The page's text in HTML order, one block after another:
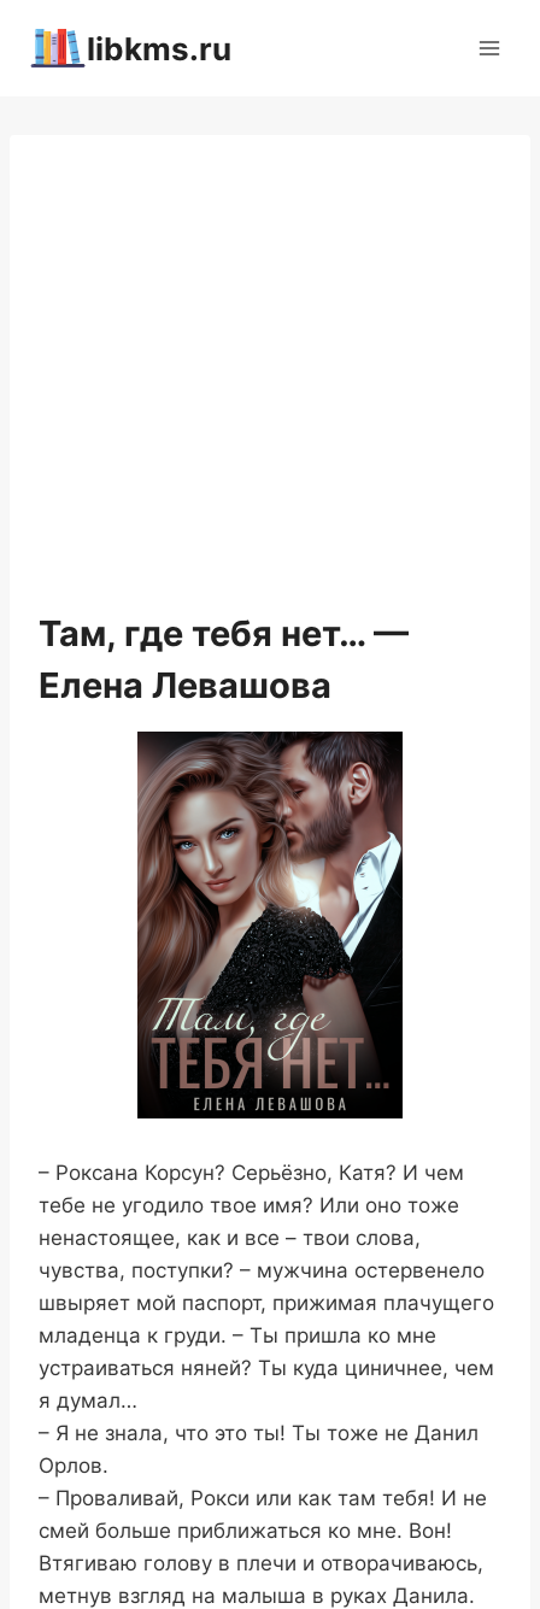
libkms.ru
Там, где тебя нет… —
Елена Левашова
– Роксана Корсун? Серьёзно, Катя? И чем
тебе не угодило твое имя? Или оно тоже
ненастоящее, как и все – твои слова,
чувства, поступки? – мужчина остервенело
швыряет мой паспорт, прижимая плачущего
младенца к груди. – Ты пришла ко мне
устраиваться няней? Ты куда циничнее, чем
я думал…
– Я не знала, что это ты! Ты тоже не Данил
Орлов.
– Проваливай, Рокси или как там тебя! И не
смей больше приближаться ко мне. Вон!
Втягиваю голову в плечи и отворачиваюсь,
метнув взгляд на малыша в руках Данила.